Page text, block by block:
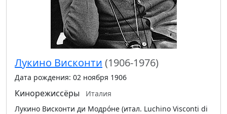
Лукино Висконти (1906-1976)
Дата рождения: 02 ноября 1906
Кинорежиссёры
Италия
Лукино Висконти ди Модрóне (итал. Luchino Visconti di